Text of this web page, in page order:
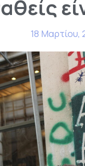
18 Μαρτίου,